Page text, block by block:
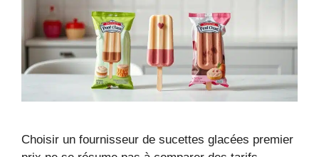
Choisir un fournisseur de sucettes glacées premier